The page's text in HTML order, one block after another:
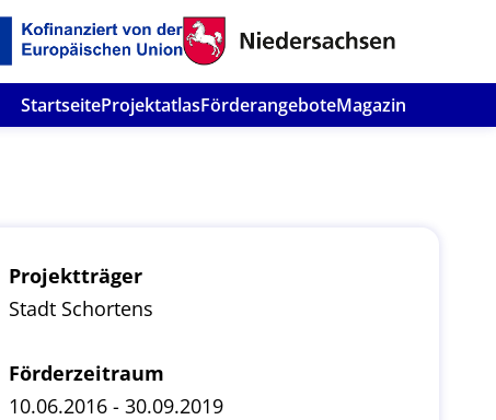
StartseiteProjektatlasFörderangeboteMagazin
Projektträger
Stadt Schortens
Förderzeitraum
10.06.2016 - 30.09.2019